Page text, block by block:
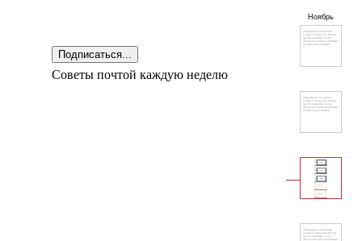
Ноябрь
Подписаться...
Советы почтой каждую неделю